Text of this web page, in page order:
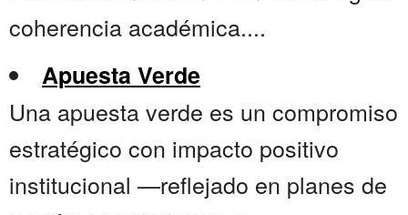
coherencia académica....
Apuesta Verde
Una apuesta verde es un compromiso
estratégico con impacto positivo
institucional —reflejado en planes de